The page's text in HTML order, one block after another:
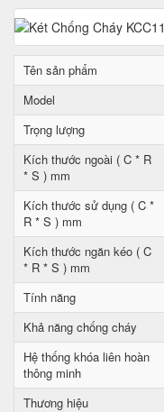
Tên sản phẩm
Model
Trọng lượng
Kích thước ngoài ( C * R
* S ) mm
Kích thước sử dụng ( C *
R * S ) mm
Kích thước ngăn kéo ( C
* R * S ) mm
Tính năng
Khả năng chống cháy
Hệ thống khóa liên hoàn
thông minh
Thương hiệu